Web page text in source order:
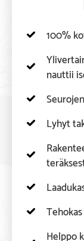
100%
nauttii
Lyhyt
Helppo